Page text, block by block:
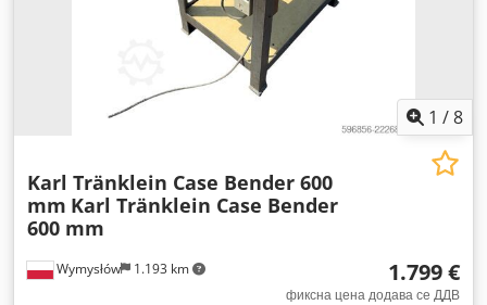
1 /8
Wymysłów 1.193 km
Karl Tränklein Case Bender 600
mm Karl Tränklein Case Bender
600 mm
1.799 €
фиксна цена додава се ДДВ